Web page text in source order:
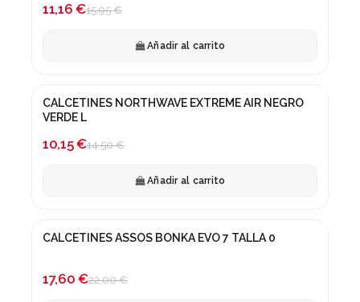
11,16 €15,95 €
Añadir al carrito
-30%
CALCETINES NORTHWAVE EXTREME AIR NEGRO
VERDE L
10,15 €14,50 €
Añadir al carrito
¡En oferta!
CALCETINES ASSOS BONKA EVO 7 TALLA 0
17,60 €22,00 €